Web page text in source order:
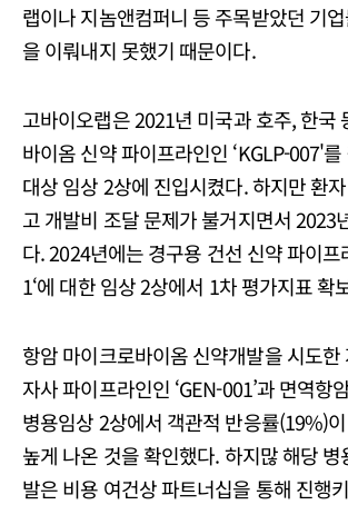
랩이나 지놈앤컴퍼니 등 주목받았던 기
을 이뤄내지 못했기 때문이다.
고바이오랩은 2021년 미국과 호주, 한국
바이옴 신약 파이프라인인 ‘KGLP-007'
대상 임상 2상에 진입시켰다. 하지만 환
고 개발비 조달 문제가 불거지면서 2023
다. 2024년에는 경구용 건선 신약 파이프
1‘에 대한 임상 2상에서 1차 평가지표 확
항암 마이크로바이옴 신약개발을 시도
자사 파이프라인인 ‘GEN-001’과 면역항
병용임상 2상에서 객관적 반응률(19%)
높게 나온 것을 확인했다. 하지많 해당
발은 비용 여건상 파트너십을 통해 진행